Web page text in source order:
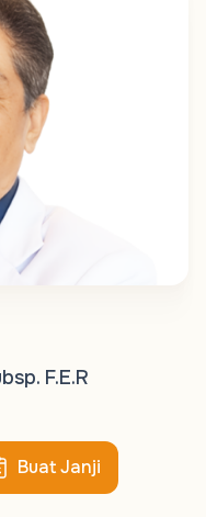
F.E.R
Buat Janji